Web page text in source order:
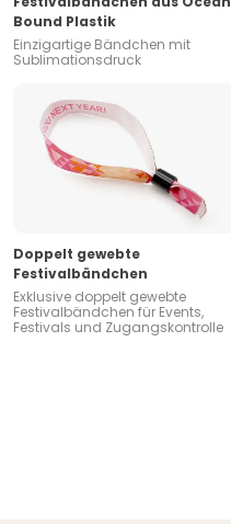
Bound Plastik
Einzigartige Bändchen mit
Sublimationsdruck
Doppelt gewebte
Festivalbändchen
Exklusive doppelt gewebte
Festivalbändchen für Events,
Festivals und Zugangskontrolle